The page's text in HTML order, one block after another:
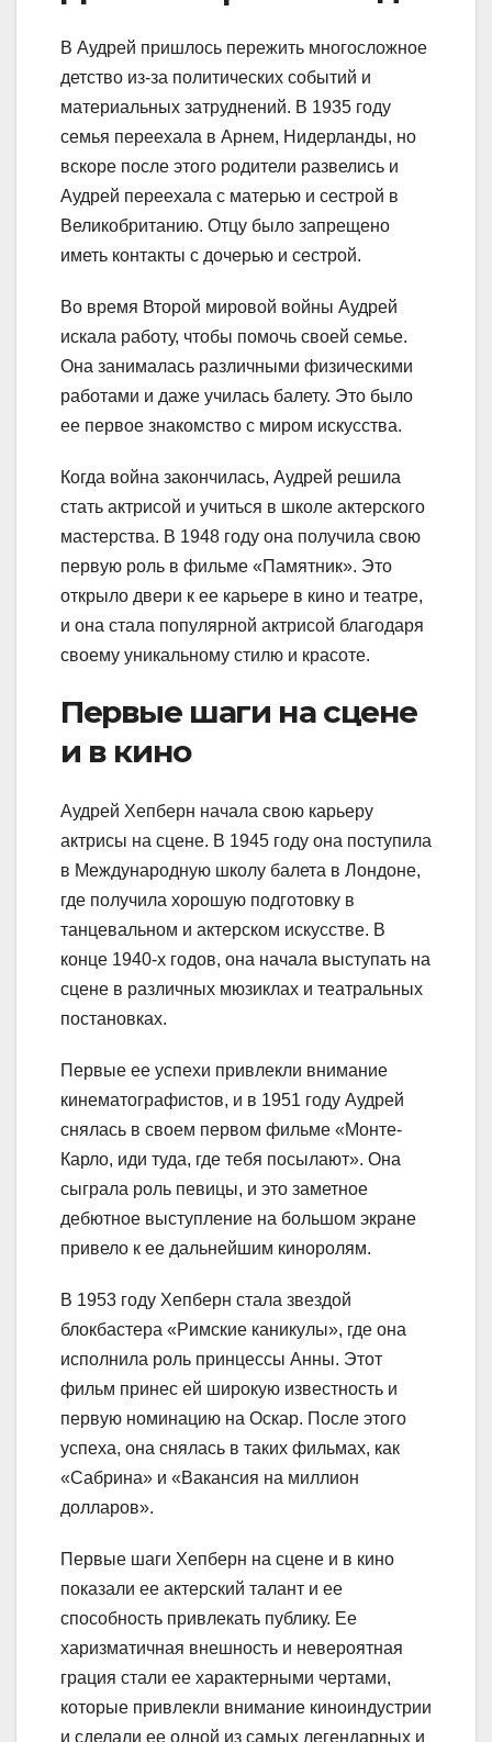
В Аудрей пришлось пережить многосложное
детство из-за политических событий и
материальных затруднений. В 1935 году
семья переехала в Арнем, Нидерланды, но
вскоре после этого родители развелись и
Аудрей переехала с матерью и сестрой в
Великобританию. Отцу было запрещено
иметь контакты с дочерью и сестрой.
Во время Второй мировой войны Аудрей
искала работу, чтобы помочь своей семье.
Она занималась различными физическими
работами и даже училась балету. Это было
ее первое знакомство с миром искусства.
Когда война закончилась, Аудрей решила
стать актрисой и учиться в школе актерского
мастерства. В 1948 году она получила свою
первую роль в фильме «Памятник». Это
открыло двери к ее карьере в кино и театре,
и она стала популярной актрисой благодаря
своему уникальному стилю и красоте.
Первые шаги на сцене
и в кино
Аудрей Хепберн начала свою карьеру
актрисы на сцене. В 1945 году она поступила
в Международную школу балета в Лондоне,
где получила хорошую подготовку в
танцевальном и актерском искусстве. В
конце 1940-х годов, она начала выступать на
сцене в различных мюзиклах и театральных
постановках.
Первые ее успехи привлекли внимание
кинематографистов, и в 1951 году Аудрей
снялась в своем первом фильме «Монте-
Карло, иди туда, где тебя посылают». Она
сыграла роль певицы, и это заметное
дебютное выступление на большом экране
привело к ее дальнейшим киноролям.
В 1953 году Хепберн стала звездой
блокбастера «Римские каникулы», где она
исполнила роль принцессы Анны. Этот
фильм принес ей широкую известность и
первую номинацию на Оскар. После этого
успеха, она снялась в таких фильмах, как
«Сабрина» и «Вакансия на миллион
долларов».
Первые шаги Хепберн на сцене и в кино
показали ее актерский талант и ее
способность привлекать публику. Ее
харизматичная внешность и невероятная
грация стали ее характерными чертами,
которые привлекли внимание киноиндустрии
и сделали ее одной из самых легендарных и